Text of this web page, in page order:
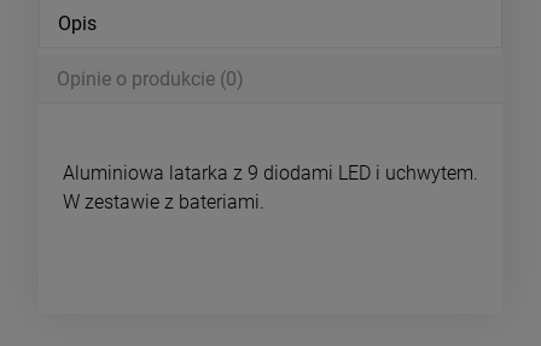
Opis
Opinie o produkcie (0)
Aluminiowa latarka z 9 diodami LED i uchwytem.
W zestawie z bateriami.